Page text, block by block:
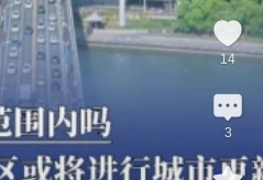
14
3